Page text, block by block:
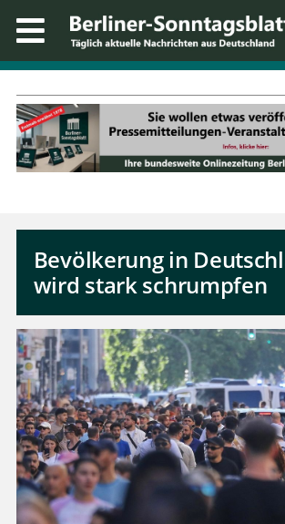
Bevölkerung in
wird stark schrumpfen